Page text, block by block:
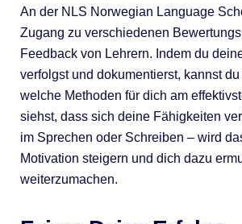
An der NLS Norwegian Language
Zugang zu verschiedenen
Feedback von Lehrern. Indem du
verfolgst und dokumentierst, kannst
welche Methoden für dich am
siehst, dass sich deine Fähigkeiten
im Sprechen oder Schreiben – wird
Motivation steigern und dich dazu
weiterzumachen.